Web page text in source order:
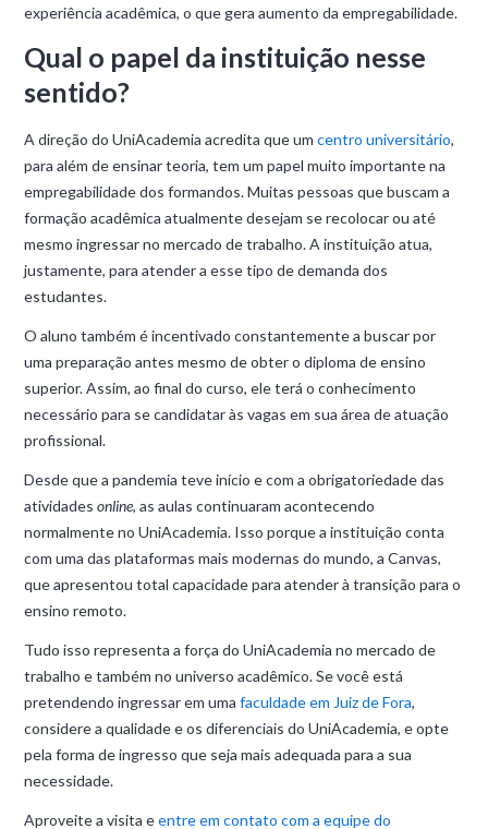
experiência acadêmica, o que gera aumento da empregabilidade.
Qual o papel da instituição nesse
sentido?
A direção do UniAcademia acredita que umcentro universitário,
para além de ensinar teoria, tem um papel muito importante na
empregabilidade dos formandos. Muitas pessoas que buscam a
formação acadêmica atualmente desejam se recolocar ou até
mesmo ingressar no mercado de trabalho. A instituição atua,
justamente, para atender a esse tipo de demanda dos
estudantes.
O aluno também é incentivado constantemente a buscar por
uma preparação antes mesmo de obter o diploma de ensino
superior. Assim, ao final do curso, ele terá o conhecimento
necessário para se candidatar às vagas em sua área de atuação
profissional.
Desde que a pandemia teve início e com a obrigatoriedade das
atividades online, as aulas continuaram acontecendo
normalmente no UniAcademia. Isso porque a instituição conta
com uma das plataformas mais modernas do mundo, a Canvas,
que apresentou total capacidade para atender à transição para o
ensino remoto.
Tudo isso representa a força do UniAcademia no mercado de
trabalho e também no universo acadêmico. Se você está
pretendendo ingressar em umafaculdade em Juiz de Fora,
considere a qualidade e os diferenciais do UniAcademia, e opte
pela forma de ingresso que seja mais adequada para a sua
necessidade.
Aproveite a visita eentre em contato com a equipe do